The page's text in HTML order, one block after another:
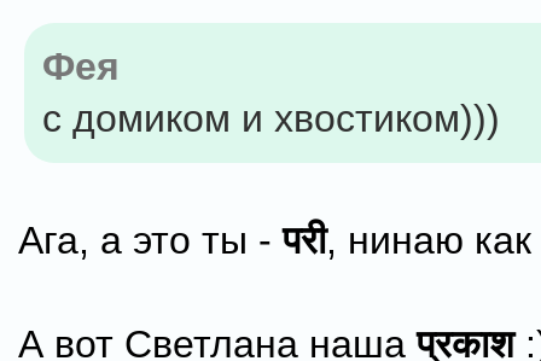
Фея
с домиком и хвостиком)))
Ага, а это ты -परी, нинаю
А вот Светлана нашаप्रकाश